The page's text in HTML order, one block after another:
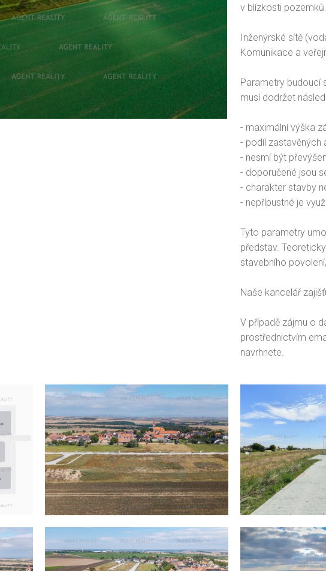
v blízkosti pozemků.
Inženýrské sítě
Komunikace a
Parametry budoucí
musí dodržet
- maximální výška
- podíl zastavěných
- nesmí být
- doporučené jsou
- charakter stavby
- nepřípustné je
Tyto parametry
představ.
stavebního
Naše kancelář
V případě zájmu o
prostřednictvím
navrhnete.